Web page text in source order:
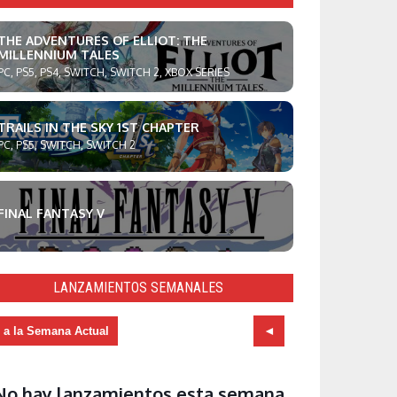
ADVENTURES OF ELLIOT: THE
TALES
PS5, PS4, SWITCH, SWITCH 2, XBOX SERIES
IN THE SKY 1ST CHAPTER
PS5, SWITCH, SWITCH 2
FANTASY V
LANZAMIENTOS SEMANALES
a la Semana Actual